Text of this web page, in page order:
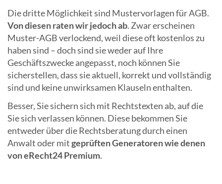
Die dritte Möglichkeit sind Mustervorlagen für AGB.
Von diesen raten wir jedoch ab. Zwar erscheinen
Muster-AGB verlockend, weil diese oft kostenlos zu
haben sind – doch sind sie weder auf Ihre
Geschäftszwecke angepasst, noch können Sie
sicherstellen, dass sie aktuell, korrekt und vollständig
sind und keine unwirksamen Klauseln enthalten.
Besser, Sie sichern sich mit Rechtstexten ab, auf die
Sie sich verlassen können. Diese bekommen Sie
entweder über die Rechtsberatung durch einen
Anwalt oder mitgeprüften Generatoren wie denen
von eRecht24 Premium.